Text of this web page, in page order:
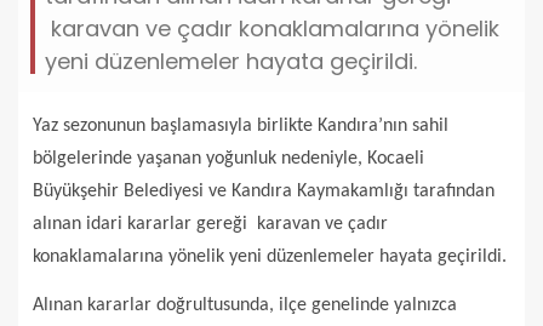
karavan ve çadır konaklamalarına yönelik
yeni düzenlemeler hayata geçirildi.
Yaz sezonunun başlamasıyla birlikte Kandıra’nın sahil
bölgelerinde yaşanan yoğunluk nedeniyle, Kocaeli
Büyükşehir Belediyesi ve Kandıra Kaymakamlığı tarafından
alınan idari kararlar gereği karavan ve çadır
konaklamalarına yönelik yeni düzenlemeler hayata geçirildi.
Alınan kararlar doğrultusunda, ilçe genelinde yalnızca